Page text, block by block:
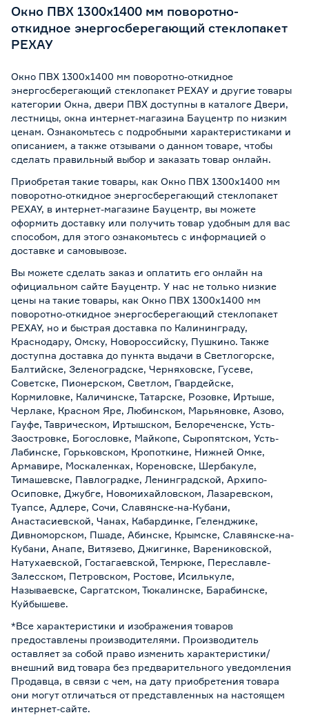
Окно ПВХ 1300x1400 мм поворотно-
откидное энергосберегающий стеклопакет
РЕХАУ
Окно ПВХ 1300x1400 мм поворотно-откидное
энергосберегающий стеклопакет РЕХАУ и другие товары
категории Окна, двери ПВХ доступны в каталоге Двери,
лестницы, окна интернет-магазина Бауцентр по низким
ценам. Ознакомьтесь с подробными характеристиками и
описанием, а также отзывами о данном товаре, чтобы
сделать правильный выбор и заказать товар онлайн.
Приобретая такие товары, как Окно ПВХ 1300x1400 мм
поворотно-откидное энергосберегающий стеклопакет
РЕХАУ, в интернет-магазине Бауцентр, вы можете
оформить доставку или получить товар удобным для вас
способом, для этого ознакомьтесь с информацией о
доставке и самовывозе.
Вы можете сделать заказ и оплатить его онлайн на
официальном сайте Бауцентр. У нас не только низкие
цены на такие товары, как Окно ПВХ 1300x1400 мм
поворотно-откидное энергосберегающий стеклопакет
РЕХАУ, но и быстрая доставка по Калининграду,
Краснодару, Омску, Новороссийску, Пушкино. Также
доступна доставка до пункта выдачи в Светлогорске,
Балтийске, Зеленоградске, Черняховске, Гусеве,
Советске, Пионерском, Светлом, Гвардейске,
Кормиловке, Каличинске, Татарске, Розовке, Иртыше,
Черлаке, Красном Яре, Любинском, Марьяновке, Азово,
Гауфе, Таврическом, Иртышском, Белореченске, Усть-
Заостровке, Богословке, Майкопе, Сыропятском, Усть-
Лабинске, Горьковском, Кропоткине, Нижней Омке,
Армавире, Москаленках, Кореновске, Шербакуле,
Тимашевске, Павлоградке, Ленинградской, Архипо-
Осиповке, Джубге, Новомихайловском, Лазаревском,
Туапсе, Адлере, Сочи, Славянске-на-Кубани,
Анастасиевской, Чанах, Кабардинке, Геленджике,
Дивноморском, Пшаде, Абинске, Крымске, Славянске-на-
Кубани, Анапе, Витязево, Джигинке, Варениковской,
Натухаевской, Гостагаевской, Темрюке, Переславле-
Залесском, Петровском, Ростове, Исилькуле,
Называевске, Саргатском, Тюкалинске, Барабинске,
Куйбышеве.
*Все характеристики и изображения товаров
предоставлены производителями. Производитель
оставляет за собой право изменить характеристики/
внешний вид товара без предварительного уведомления
Продавца, в связи с чем, на дату приобретения товара
они могут отличаться от представленных на настоящем
интернет-сайте.